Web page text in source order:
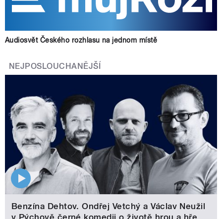
Audiosvět Českého rozhlasu na jednom místě
NEJPOSLOUCHANĚJŠÍ
Benzína Dehtov. Ondřej Vetchý a Václav Neužil
v Pýchově černé komedii o životě hrou a hře